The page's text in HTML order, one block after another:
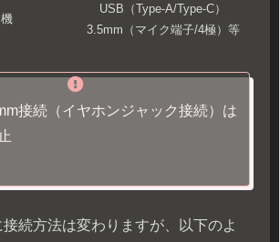
USB（Type-A/Type-C）
3.5mm（マイク端子/4極）等
接続（イヤホンジャック接続）は
続方法は変わりますが、以下のよ